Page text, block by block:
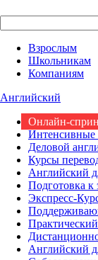
Взрослым
Школьникам
Компаниям
Английский
Онлайн-
Интенсивные
Деловой
Курсы
Английский
Подготовка к
Экспресс-
Английский